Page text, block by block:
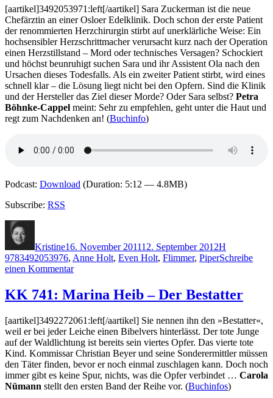
Dunkelziffer
[aartikel]3492053971:left[/aartikel] Sara Zuckerman ist die neue
Chefärztin an einer Osloer Edelklinik. Doch schon der erste Patient
der renommierten Herzchirurgin stirbt auf unerklärliche Weise: Ein
hochsensibler Herzschrittmacher verursacht kurz nach der Operation
einen Herzstillstand – Mord oder technisches Versagen? Schockiert
und höchst beunruhigt suchen Sara und ihr Assistent Ola nach den
Ursachen dieses Todesfalls. Als ein zweiter Patient stirbt, wird eines
schnell klar – die Lösung liegt nicht bei den Opfern. Sind die Klinik
und der Hersteller das Ziel dieser Morde? Oder Sara selbst? Petra
Böhnke-Cappel meint: Sehr zu empfehlen, geht unter die Haut und
regt zum Nachdenken an! (Buchinfo)
Podcast: Download (Duration: 5:12 — 4.8MB)
Subscribe: RSS
Kristine16. November 201112. September 2012H
9783492053976, Anne Holt, Even Holt, Flimmer, PiperSchreibe
einen Kommentarzu
746:
Anne
Even
Holt
–
Kammerflimmern
KK 741: Marina Heib – Der Bestatter
[aartikel]3492272061:left[/aartikel] Sie nennen ihn den »Bestatter«,
weil er bei jeder Leiche einen Bibelvers hinterlässt. Der tote Junge
auf der Waldlichtung ist bereits sein viertes Opfer. Das vierte tote
Kind. Kommissar Christian Beyer und seine Sonderermittler müssen
den Täter finden, bevor er noch einmal zuschlagen kann. Doch noch
immer gibt es keine Spur, nichts, was die Opfer verbindet … Carola
Nümann stellt den ersten Band der Reihe vor. (Buchinfos)